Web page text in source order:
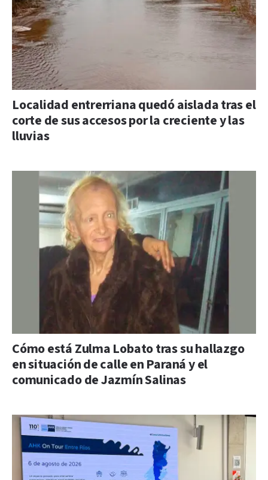
Localidad entrerriana quedó aislada tras el
corte de sus accesos por la creciente y las
lluvias
Cómo está Zulma Lobato tras su hallazgo
en situación de calle en Paraná y el
comunicado de Jazmín Salinas